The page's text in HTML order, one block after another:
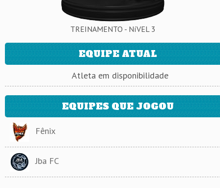
TREINAMENTO - NíVEL 3
EQUIPE ATUAL
Atleta em disponibilidade
EQUIPES QUE JOGOU
Fênix
Jba FC